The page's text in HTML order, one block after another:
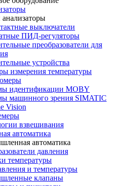
выключатели
ПИД-регуляторы
преобразователи для
устройства
измерения температуры
идентификации MOBY
машинного зрения SIMATIC
Vision
взвешивания
автоматика
автоматика
давления
температуры
и температуры
клапаны